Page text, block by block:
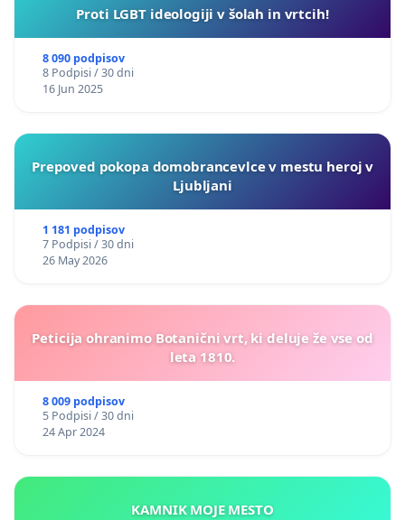
Proti LGBT ideologiji v šolah in vrtcih!
8 090 podpisov
8 Podpisi / 30 dni
16 Jun 2025
Prepoved pokopa domobrancevlce v mestu heroj v
Ljubljani
1 181 podpisov
7 Podpisi / 30 dni
26 May 2026
Peticija ohranimo Botanični vrt, ki deluje že vse od
leta 1810.
8 009 podpisov
5 Podpisi / 30 dni
24 Apr 2024
KAMNIK MOJE MESTO